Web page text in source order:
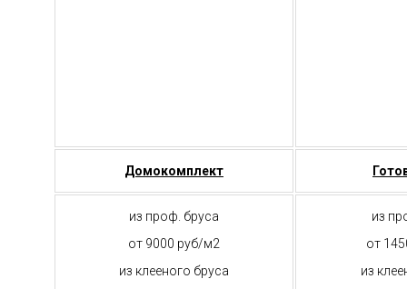
Домокомплект
из проф. бруса
от 9000 руб/м2
из клееного бруса
из
от
из